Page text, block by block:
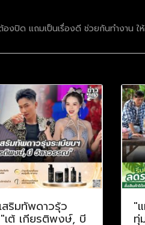
งปิด แถมเป็นเรื่องดี ช่วยกันทำงาน
สริมทัพดาวรุ้ว
"เต้ เกียรติพงษ์, บี
"
ทุ่